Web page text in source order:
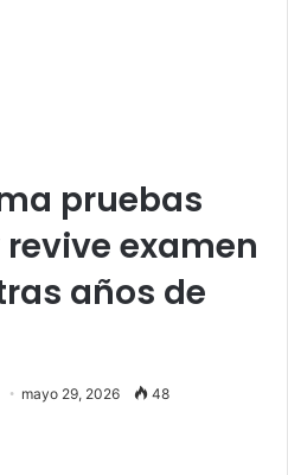
pruebas
examen
años de
mayo 29, 2026 48